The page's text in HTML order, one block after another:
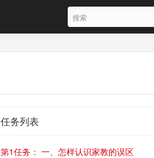
任务列表
第1任务： 一、怎样认识家教的误区